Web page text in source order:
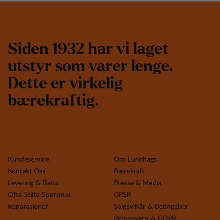
Siden 1932 har vi laget
utstyr som varer lenge.
Dette er virkelig
bærekraftig.
Kundeservice
Kontakt Oss
Levering & Retur
Ofte Stilte Spørsmal
Reparasjoner
Om Lundhags
Bærekraft
Presse & Media
GPSR
Salgsvilkår & Betingelser
Personvern & GDPR